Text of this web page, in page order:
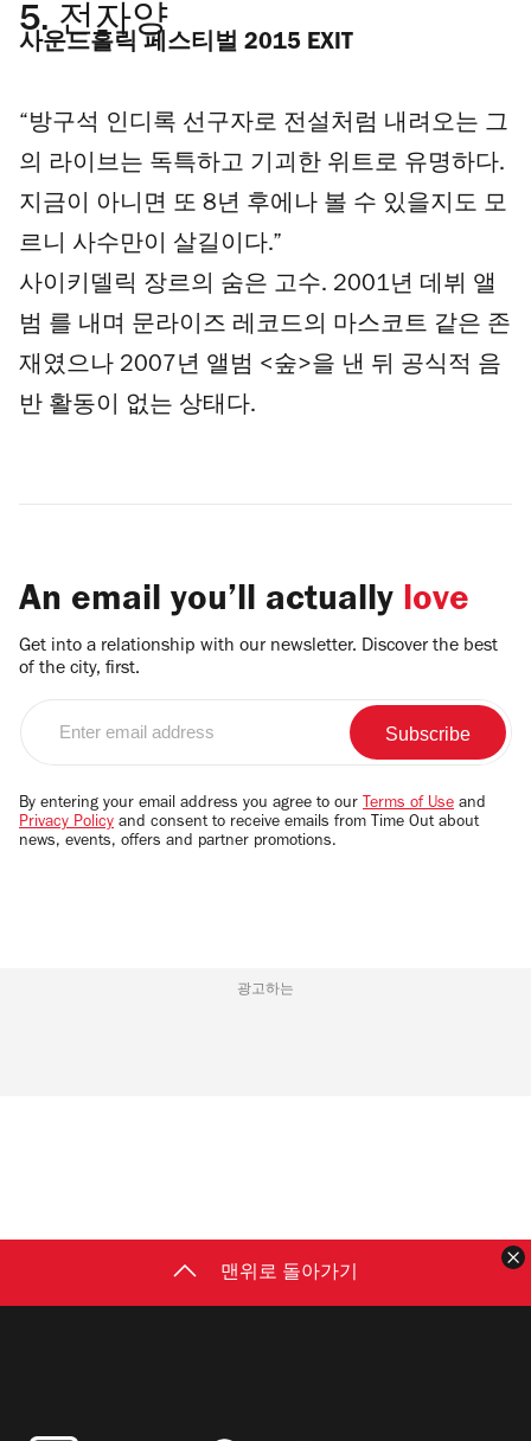
5.전자양
사운드홀릭 페스티벌 2015 EXIT
“방구석 인디록 선구자로 전설처럼 내려오는 그
의 라이브는 독특하고 기괴한 위트로 유명하다.
지금이 아니면 또 8년 후에나 볼 수 있을지도 모
르니 사수만이 살길이다.”
사이키델릭 장르의 숨은 고수. 2001년 데뷔 앨
범 를 내며 문라이즈 레코드의 마스코트 같은 존
재였으나 2007년 앨범 <숲>을 낸 뒤 공식적 음
반 활동이 없는 상태다.
An email you’ll actually love
Get into a relationship with our newsletter. Discover the best
of the city, first.
email
By entering your email address you agree to our Terms of Use and
Privacy Policy and consent to receive emails from Time Out about
news, events, offers and partner promotions.
광고하는
맨위로 돌아가기